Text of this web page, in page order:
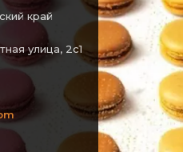
край
улица, 2с1